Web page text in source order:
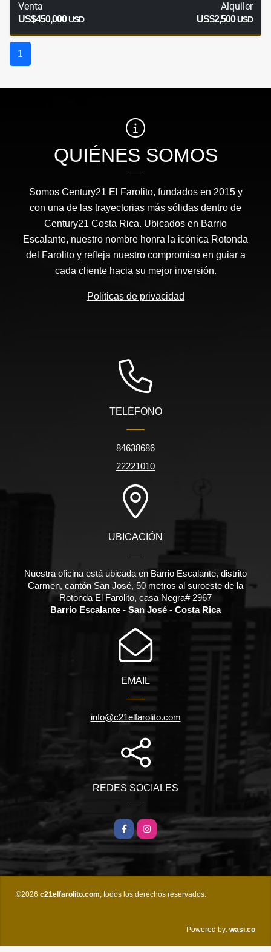
Venta
US$450,000USD
Alquiler
US$2,500USD
1
QUIÉNES SOMOS
Somos Century21 El Farolito, fundados en 2015 y
con una de las trayectorias más sólidas dentro de
Century21 Costa Rica. Ubicados en Barrio
Escalante, nuestro nombre honra la icónica Rotonda
del Farolito y refleja nuestro compromiso en guiar a
cada cliente hacia su mejor inversión.
Políticas de privacidad
TELÉFONO
84638686
22221010
UBICACIÓN
Nuestra oficina está ubicada en Barrio Escalante, distrito
Carmen, cantón San José, 50 metros al suroeste de la
Rotonda El Farolito, casa Negra# 2967
Barrio Escalante - San José - Costa Rica
EMAIL
info@c21elfarolito.com
REDES SOCIALES
FacebookInstagram
©2026 c21elfarolito.com, todos los derechos reservados.
Powered by: wasi.co